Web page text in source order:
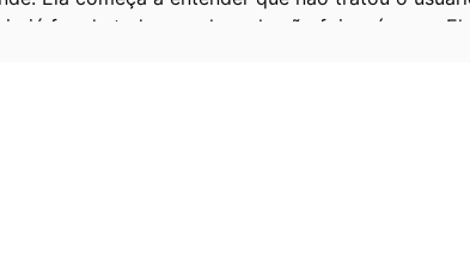
já fez de tudo por ela e ela não foi recíproca.